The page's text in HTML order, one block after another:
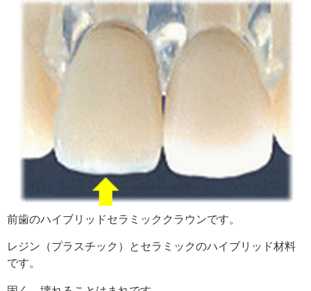
前歯のハイブリッドセラミッククラウンです。
レジン（プラスチック）とセラミックのハイブリッド材料
です。